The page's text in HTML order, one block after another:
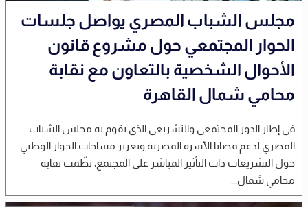
مجلس الشباب المصري يواصل جلسات
الحوار المجتمعي حول مشروع قانون
الأحوال الشخصية بالتعاون مع نقابة
محامي شمال القاهرة
في إطار الدور المجتمعي والتشريعي الذي يقوم به مجلس الشباب
المصري لدعم قضايا الأسرة المصرية وتعزيز مساحات الحوار الوطني
حول التشريعات ذات التأثير المباشر على المجتمع، نظّمت نقابة
محامي شمال...